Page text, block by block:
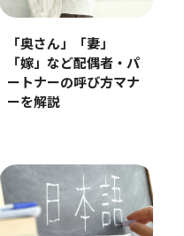
「奥さん」「妻」
「嫁」など配偶者・パ
ートナーの呼び方マナ
ーを解説